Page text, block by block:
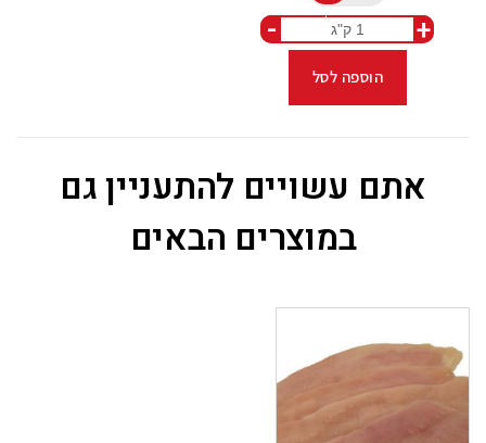
ל +
-
הוספה לסל
אתם עשויים להתעניין גם
במוצרים הבאים